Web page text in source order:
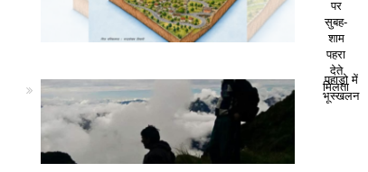
पर
सुबह-
शाम
पहरा
देते
मिलता
पहाड़ो में
भूस्खलन